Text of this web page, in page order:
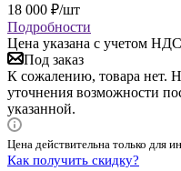
18 000 ₽/шт
Подробности
Цена указана с учетом
Под заказ
К сожалению, товара нет.
уточнения возможности
указанной.
Цена действительна только для
Как получить скидку?